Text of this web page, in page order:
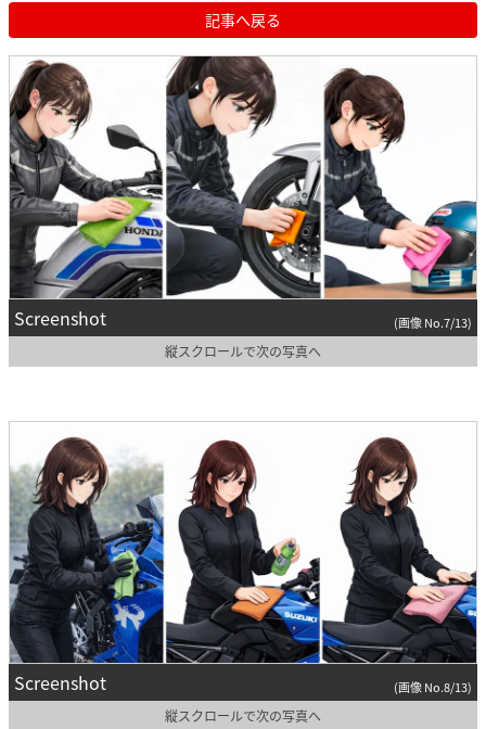
記事へ戻る
Screenshot (画像 No.7/13)
縦スクロールで次の写真へ
Screenshot (画像 No.8/13)
縦スクロールで次の写真へ